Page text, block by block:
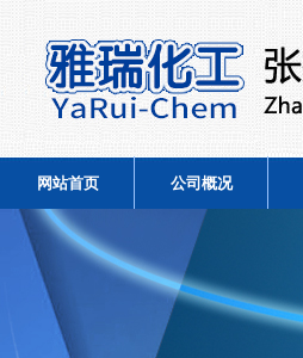
网站首页 公司概况